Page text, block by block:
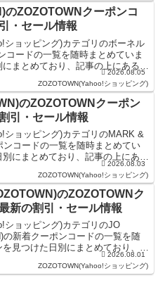
のZOZOTOWNクーポンコ
・セール情報
ショッピング)カテゴリのボーネル
コードの一覧を随時まとめていま
まとめており、記事の上にあるも
2026.08.05
ZOZOTOWN(Yahoo!ショッピング)
のZOZOTOWNクーポン
引・セール情報
ショッピング)カテゴリのMARK &
ンコードの一覧を随時まとめてい
にまとめており、記事の上にある
2026.08.03
ZOZOTOWN(Yahoo!ショッピング)
のZOZOTOWNク
新の割引・セール情報
ショッピング)カテゴリのJO
の新着クーポンコードの一覧を随
見つけた日別にまとめており、記
2026.08.01
ZOZOTOWN(Yahoo!ショッピング)